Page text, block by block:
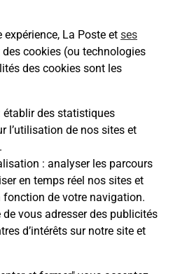
La Poste et ses
cookies (ou technologies
des cookies sont les
établir des statistiques
l’utilisation de nos sites et
: analyser les parcours
en temps réel nos sites et
de votre navigation.
de vous adresser des publicités
d’intérêts sur notre site et